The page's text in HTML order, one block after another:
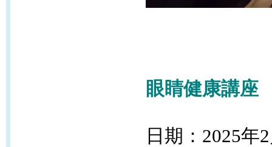
眼睛健康講座
日期：2025年